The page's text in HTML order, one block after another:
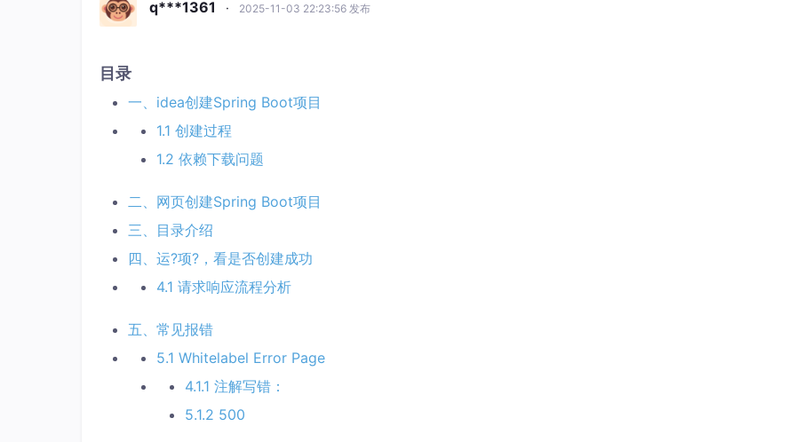
q***1361 · 2025-11-03 22:23:56 发布
目录
一、idea创建Spring Boot项目
1.1 创建过程
1.2 依赖下载问题
二、网页创建Spring Boot项目
三、目录介绍
四、运?项?，看是否创建成功
4.1 请求响应流程分析
五、常见报错
5.1 Whitelabel Error Page
4.1.1 注解写错：
5.1.2 500